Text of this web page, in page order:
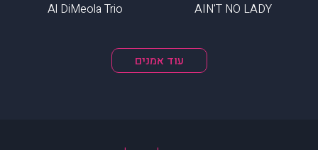
AIN'T NO LADY
Al DiMeola Trio
עוד אמנים